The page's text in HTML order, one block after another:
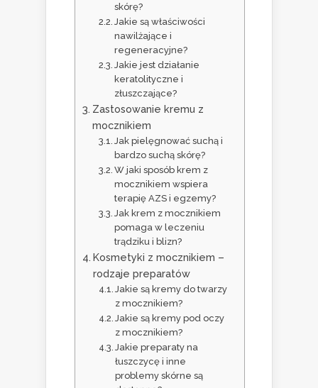
skórę?
Jakie są właściwości
nawilżające i
regeneracyjne?
Jakie jest działanie
keratolityczne i
złuszczające?
Zastosowanie kremu z
mocznikiem
Jak pielęgnować suchą i
bardzo suchą skórę?
W jaki sposób krem z
mocznikiem wspiera
terapię AZS i egzemy?
Jak krem z mocznikiem
pomaga w leczeniu
trądziku i blizn?
Kosmetyki z mocznikiem –
rodzaje preparatów
Jakie są kremy do twarzy
z mocznikiem?
Jakie są kremy pod oczy
z mocznikiem?
Jakie preparaty na
łuszczycę i inne
problemy skórne są